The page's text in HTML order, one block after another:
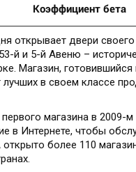
Коэффициент бета
открывает двери
й и 5-й Авеню –
Магазин,
в своем классе
магазина в
в Интернете, чтобы
более 110